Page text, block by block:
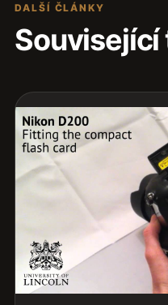
DALŠÍ ČLÁNKY
Související